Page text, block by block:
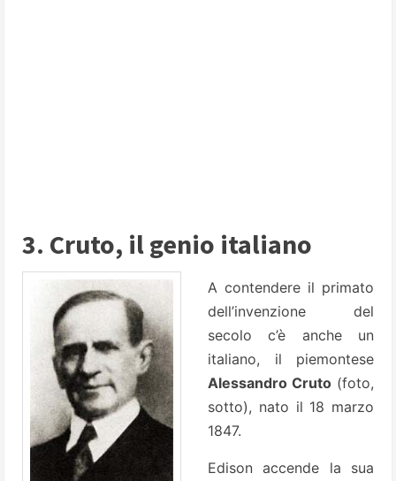
3. Cruto, il genio italiano
A contendere il primato
dell’invenzione del
secolo c’è anche un
italiano, il piemontese
Alessandro Cruto (foto,
sotto), nato il 18 marzo
1847.
Edison accende la sua